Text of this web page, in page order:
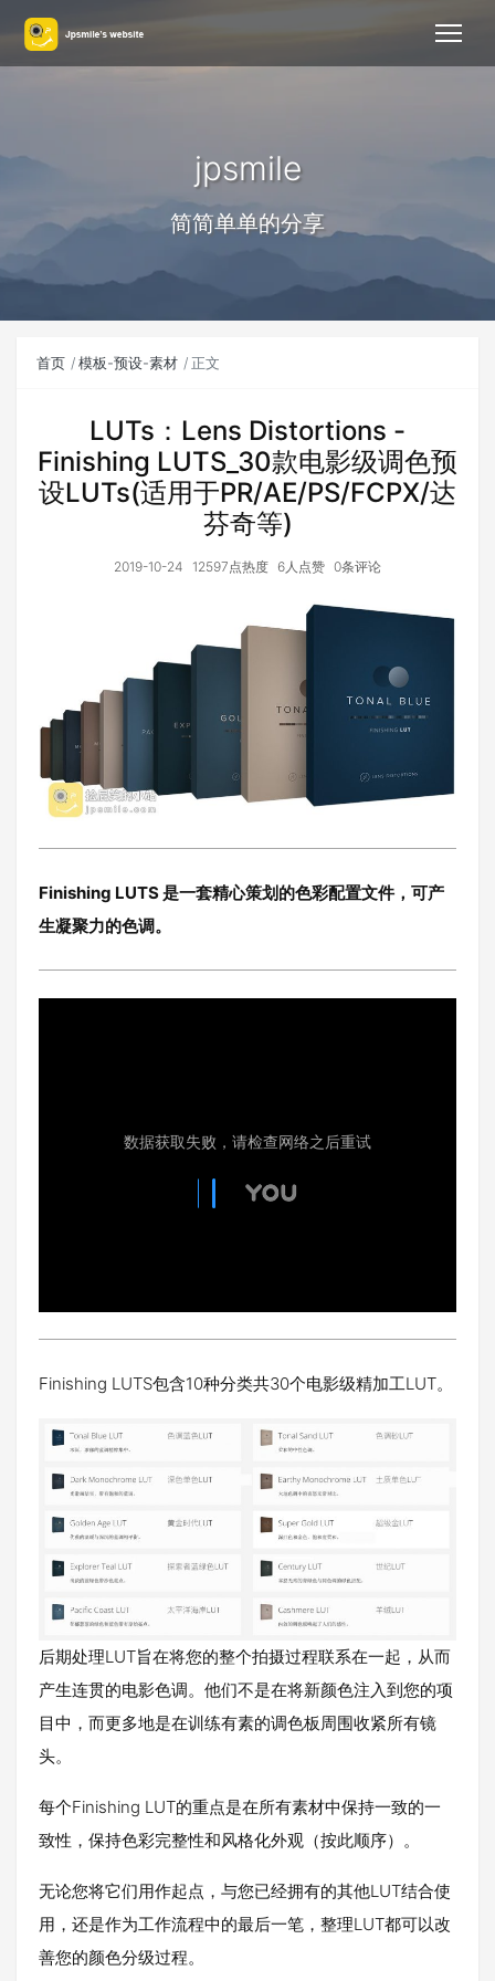
jpsmile
简简单单的分享
首页 模板-预设-素材 正文
LUTs：Lens Distortions -
Finishing LUTS_30款电影级调色预
设LUTs(适用于PR/AE/PS/FCPX/达
芬奇等)
2019-10-24 12597点热度 6人点赞 0条评论
Finishing LUTS 是一套精心策划的色彩配置文件，可产
生凝聚力的色调。
Finishing LUTS包含10种分类共30个电影级精加工LUT。
后期处理LUT旨在将您的整个拍摄过程联系在一起，从而
产生连贯的电影色调。他们不是在将新颜色注入到您的项
目中，而更多地是在训练有素的调色板周围收紧所有镜
头。
每个Finishing LUT的重点是在所有素材中保持一致的一
致性，保持色彩完整性和风格化外观（按此顺序）。
无论您将它们用作起点，与您已经拥有的其他LUT结合使
用，还是作为工作流程中的最后一笔，整理LUT都可以改
善您的颜色分级过程。